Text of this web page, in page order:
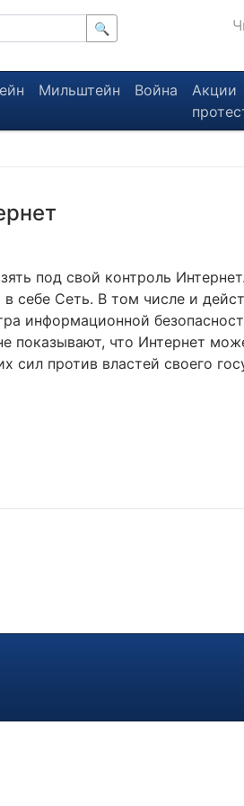
🔍
Мильштейн Война
Акции
под свой контроль
в себе Сеть. В том числе и
информационной
показывают, что Интернет
сил против властей своего